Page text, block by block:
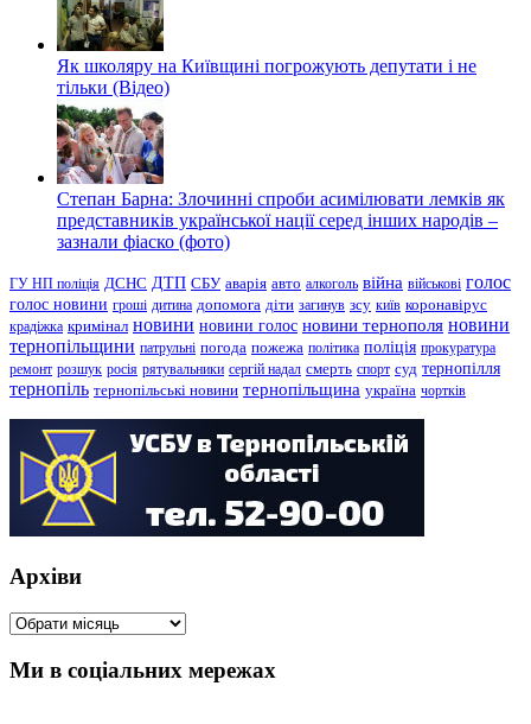
Як школяру на Київщині погрожують депутати і не
тільки (Відео)
Степан Барна: Злочинні спроби асимілювати лемків як
представників української нації серед інших народів –
зазнали фіаско (фото)
ГУ НП поліція ДСНС ДТП СБУ аварія авто алкоголь війна військові голос
голос новини гроші дитина допомога діти загинув зсу київ коронавірус
крадіжка кримінал новини новини голос новини тернополя новини
тернопільщини патрульні погода пожежа політика поліція прокуратура
ремонт розшук росія рятувальники сергій надал смерть спорт суд тернопілля
тернопіль тернопільські новини тернопільщина україна чортків
Архіви
Архіви
Ми в соціальних мережах